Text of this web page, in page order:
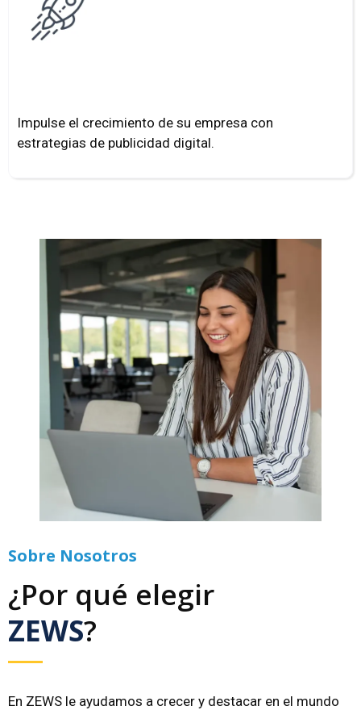
Impulse el crecimiento de su empresa con
estrategias de publicidad digital.
Sobre Nosotros
¿Por qué elegir
ZEWS?
En ZEWS le ayudamos a crecer y destacar en el mundo